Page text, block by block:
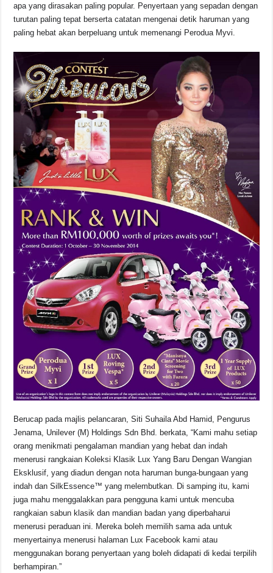
apa yang dirasakan paling popular. Penyertaan yang sepadan dengan
turutan paling tepat berserta catatan mengenai detik haruman yang
paling hebat akan berpeluang untuk memenangi Perodua Myvi.
Berucap pada majlis pelancaran, Siti Suhaila Abd Hamid, Pengurus
Jenama, Unilever (M) Holdings Sdn Bhd. berkata, “Kami mahu setiap
orang menikmati pengalaman mandian yang hebat dan indah
menerusi rangkaian Koleksi Klasik Lux Yang Baru Dengan Wangian
Eksklusif, yang diadun dengan nota haruman bunga-bungaan yang
indah dan SilkEssence™ yang melembutkan. Di samping itu, kami
juga mahu menggalakkan para pengguna kami untuk mencuba
rangkaian sabun klasik dan mandian badan yang diperbaharui
menerusi peraduan ini. Mereka boleh memilih sama ada untuk
menyertainya menerusi halaman Lux Facebook kami atau
menggunakan borang penyertaan yang boleh didapati di kedai terpilih
berhampiran.”